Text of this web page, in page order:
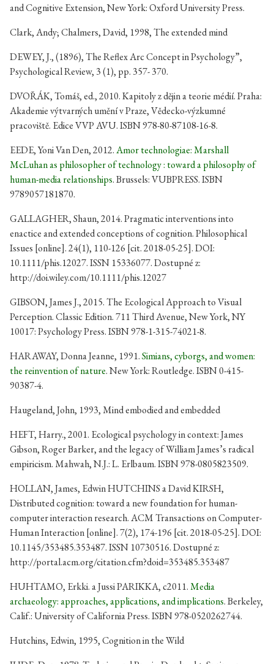
and Cognitive Extension, New York: Oxford University Press.
Clark, Andy; Chalmers, David, 1998, The extended mind
DEWEY, J., (1896), The Reflex Arc Concept in Psychology”,
Psychological Review, 3 (1), pp. 357- 370.
DVOŘÁK, Tomáš, ed., 2010. Kapitoly z dějin a teorie médií. Praha:
Akademie výtvarných umění v Praze, Vědecko-výzkumné
pracoviště. Edice VVP AVU. ISBN 978-80-87108-16-8.
EEDE, Yoni Van Den, 2012.Amor technologiae: Marshall
McLuhan as philosopher of technology : toward a philosophy of
human-media relationships. Brussels: VUBPRESS. ISBN
9789057181870.
GALLAGHER, Shaun, 2014. Pragmatic interventions into
enactice and extended conceptions of cognition. Philosophical
Issues [online]. 24(1), 110-126 [cit. 2018-05-25]. DOI:
10.1111/phis.12027. ISSN 15336077. Dostupné z:
http://doi.wiley.com/10.1111/phis.12027
GIBSON, James J., 2015. The Ecological Approach to Visual
Perception. Classic Edition. 711 Third Avenue, New York, NY
10017: Psychology Press. ISBN 978-1-315-74021-8.
HARAWAY, Donna Jeanne, 1991.Simians, cyborgs, and women:
the reinvention of nature. New York: Routledge. ISBN 0-415-
90387-4.
Haugeland, John, 1993, Mind embodied and embedded
HEFT, Harry., 2001. Ecological psychology in context: James
Gibson, Roger Barker, and the legacy of William James’s radical
empiricism. Mahwah, N.J.: L. Erlbaum. ISBN 978-0805823509.
HOLLAN, James, Edwin HUTCHINS a David KIRSH,
Distributed cognition: toward a new foundation for human-
computer interaction research. ACM Transactions on Computer-
Human Interaction [online]. 7(2), 174-196 [cit. 2018-05-25]. DOI:
10.1145/353485.353487. ISSN 10730516. Dostupné z:
http://portal.acm.org/citation.cfm?doid=353485.353487
HUHTAMO, Erkki. a Jussi PARIKKA, c2011.Media
archaeology: approaches, applications, and implications. Berkeley,
Calif.: University of California Press. ISBN 978-0520262744.
Hutchins, Edwin, 1995, Cognition in the Wild